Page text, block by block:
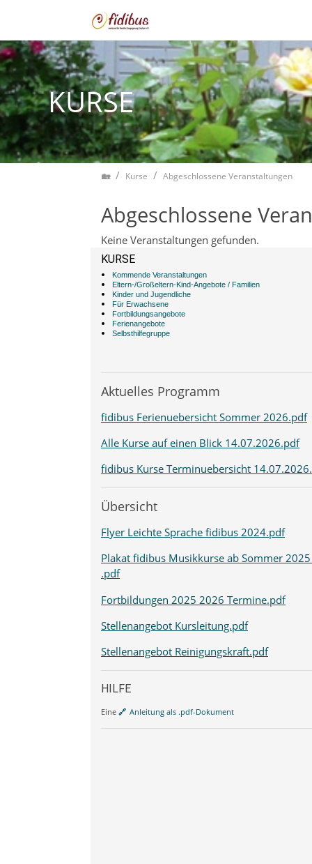
Zum Inhalt springen
KURSE
HomeKurse Abgeschlossene Veranstaltungen
Abgeschlossene
Keine Veranstaltungen gefunden.
KURSE
Kommende Veranstaltungen
Eltern-/Großeltern-Kind-Angebote / Familien
Kinder und Jugendliche
Für Erwachsene
Fortbildungsangebote
Ferienangebote
Selbsthilfegruppe
Aktuelles Programm
fidibus Ferienuebersicht Sommer 2026.pdf
Alle Kurse auf einen Blick 14.07.2026.pdf
fidibus Kurse Terminuebersicht
Übersicht
Flyer Leichte Sprache fidibus 2024.pdf
Plakat fidibus Musikkurse ab Sommer
.pdf
Fortbildungen 2025 2026 Termine.pdf
Stellenangebot Kursleitung.pdf
Stellenangebot Reinigungskraft.pdf
HILFE
Eine Anleitung als .pdf-Dokument